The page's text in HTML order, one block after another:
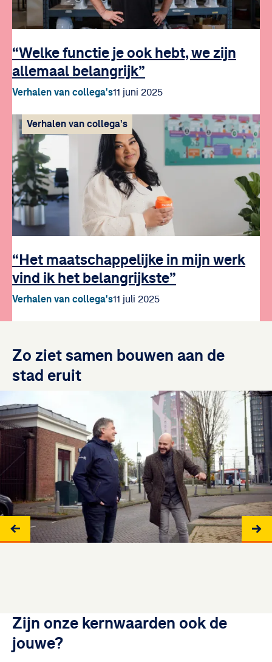
“Welke functie je ook hebt, we zijn
allemaal belangrijk”
Verhalen van collega's11 juni 2025
“Het maatschappelijke in mijn werk
vind ik het belangrijkste”
Verhalen van collega's11 juli 2025
Verhalen van collega's
Zo ziet samen bouwen aan de
stad eruit
Zijn onze kernwaarden ook de
jouwe?